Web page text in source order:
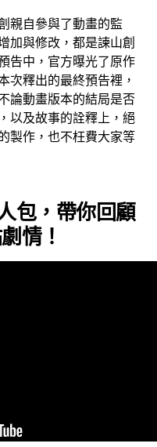
親自參與了動畫的監
加與修改，都是諫山創
告中，官方曝光了原作
次釋出的最終預告裡，
論動畫版本的結局是否
以及故事的詮釋上，絕
製作，也不枉費大家等
包，帶你回顧
情！